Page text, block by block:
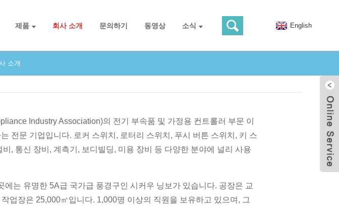
제품 회사 소개 문의하기 동영상 소식 English
소개
Industry Association)의 전기 부속품 및 가정용 컨트롤러 부문 이
전문 기업입니다. 로커 스위치, 로터리 스위치, 푸시 버튼 스위치, 키 스
, 통신 장비, 계측기, 보디빌딩, 미용 장비 등 다양한 분야에 널리 사용
는 유명한 5A급 국가급 풍경구인 시커우 닝보가 있습니다. 공장은 교
업장은 25,000㎡입니다. 1,000명 이상의 직원을 보유하고 있으며, 그